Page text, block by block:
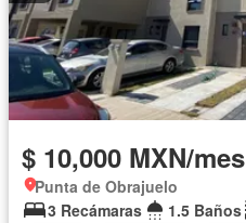
$ 10,000 MXN/mes
Punta de Obrajuelo
3 Recámaras
1.5 Baños